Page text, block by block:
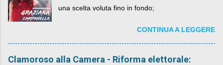
una scelta voluta fino in fondo;
CONTINUA A LEGGERE
Clamoroso alla Camera - Riforma elettorale: